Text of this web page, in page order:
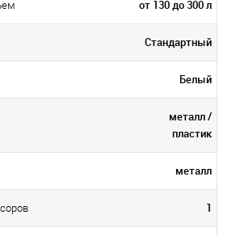
от 130 до 300 л
Стандартный
Белый
металл /
пластик
металл
1